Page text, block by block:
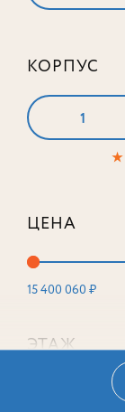
КОРПУС
1
★
ЦЕНА
15 400 060 ₽
ЭТАЖ